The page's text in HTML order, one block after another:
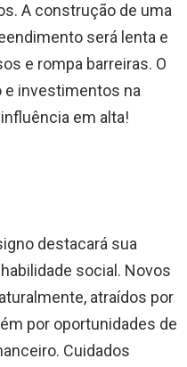
A construção de uma
será lenta e
e rompa barreiras. O
e investimentos na
em alta!
destacará sua
social. Novos
atraídos por
por oportunidades de
Cuidados